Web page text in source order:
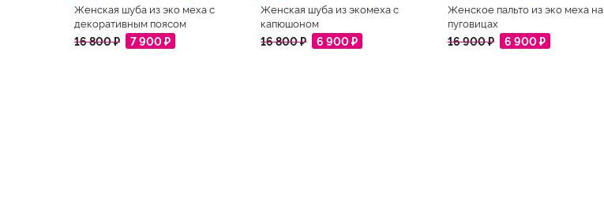
Женская шуба из эко меха с
декоративным поясом
16 800 ₽ 7 900 ₽
Женская шуба из экомеха с
капюшоном
16 800 ₽ 6 900 ₽
Женское пальто из эко меха на
пуговицах
16 900 ₽ 6 900 ₽